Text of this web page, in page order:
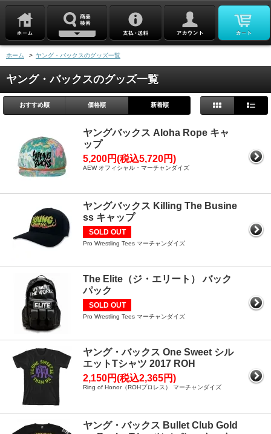
ホーム > ヤング・バックスのグッズ一覧
ヤング・バックスのグッズ一覧
おすすめ順 価格順 新着順
ヤングバックス Aloha Rope キャ
ップ
5,200円(税込5,720円)
AEW オフィシャル・マーチャンダイズ
ヤングバックス Killing The Busine
ss キャップ
SOLD OUT
Pro Wrestling Tees マーチャンダイズ
The Elite（ジ・エリート） バック
パック
SOLD OUT
Pro Wrestling Tees マーチャンダイズ
ヤング・バックス One Sweet シル
エットTシャツ 2017 ROH
2,150円(税込2,365円)
Ring of Honor（ROHプロレス） マーチャンダイズ
ヤング・バックス Bullet Club Gold